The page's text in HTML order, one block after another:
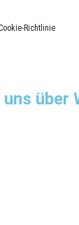
Richtlinie
über